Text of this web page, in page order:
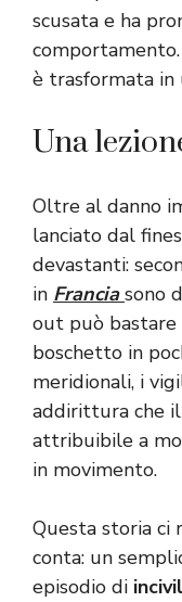
scusata e ha
è trasformata
Una
Oltre al danno
lanciato dal
devastanti:
in Francia sono
out può bastare
boschetto in
meridionali, i
addirittura che
attribuibile a
in movimento.
Questa storia ci
conta: un
episodio di